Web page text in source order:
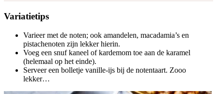
Variatietips
Varieer met de noten; ook amandelen, macadamia’s en
pistachenoten zijn lekker hierin.
Voeg een snuf kaneel of kardemom toe aan de karamel
(helemaal op het einde).
Serveer een bolletje vanille-ijs bij de notentaart. Zooo
lekker…